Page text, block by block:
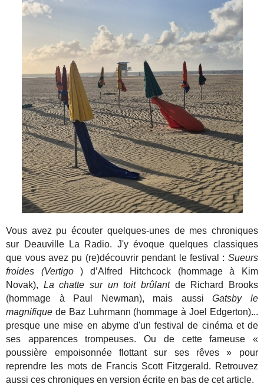
Vous avez pu écouter quelques-unes de mes chroniques
sur Deauville La Radio. J'y évoque quelques classiques
que vous avez pu (re)découvrir pendant le festival : Sueurs
froides (Vertigo) d’Alfred Hitchcock (hommage à Kim
Novak), La chatte sur un toit brûlantde Richard Brooks
(hommage à Paul Newman), mais aussiGatsby le
magnifique de Baz Luhrmann (hommage à Joel Edgerton)...
presque une mise en abyme d'un festival de cinéma et de
ses apparences trompeuses. Ou de cette fameuse «
poussière empoisonnée flottant sur ses rêves » pour
reprendre les mots de Francis Scott Fitzgerald. Retrouvez
aussi ces chroniques en version écrite en bas de cet article.